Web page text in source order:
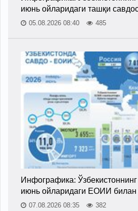
июнь ойларидаги ташқи
05.08.2026 08:40 485
Инфографика:
июнь ойларидаги ЕОИИ билан
07.08.2026 08:35 382